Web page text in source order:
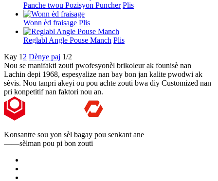
Panche twou Pozisyon Puncher Plis
Wonn èd fraisage Plis
Reglabl Angle Pouse Manch Plis
Kay 1 2 Dènye paj 1/2
Nou se manifakti zouti pwofesyonèl brikoleur ak founisè nan
Lachin depi 1968, espesyalize nan bay bon jan kalite pwodwi ak
sèvis. Nou tanpri akeyi ou pou achte zouti bwa diy Customized nan
pri konpetitif nan faktori nou an.
Konsantre sou yon sèl bagay pou senkant ane
——sèlman pou pi bon zouti